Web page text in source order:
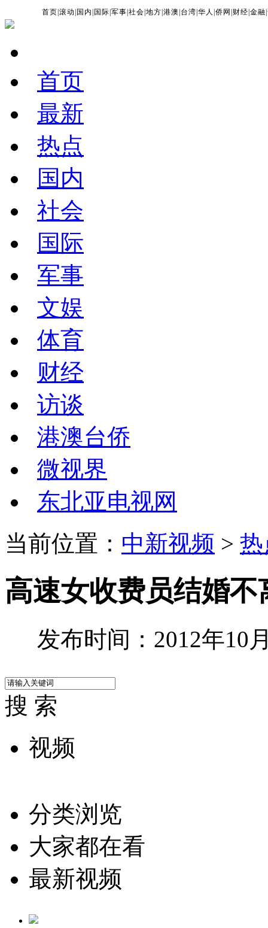
首页 |滚动 国内 国际 |军事 |社会 |地方 |港澳 台湾 |华人 |侨网 财经 |金融 |
首页
最新
热点
国内
社会
国际
军事
文娱
体育
财经
访谈
港澳台侨
微视界
东北亚电视网
当前位置： 中新视频 >
高速女收费员结婚
发布时间：2012年10
搜 索
视频
分类浏览
大家都在看
最新视频